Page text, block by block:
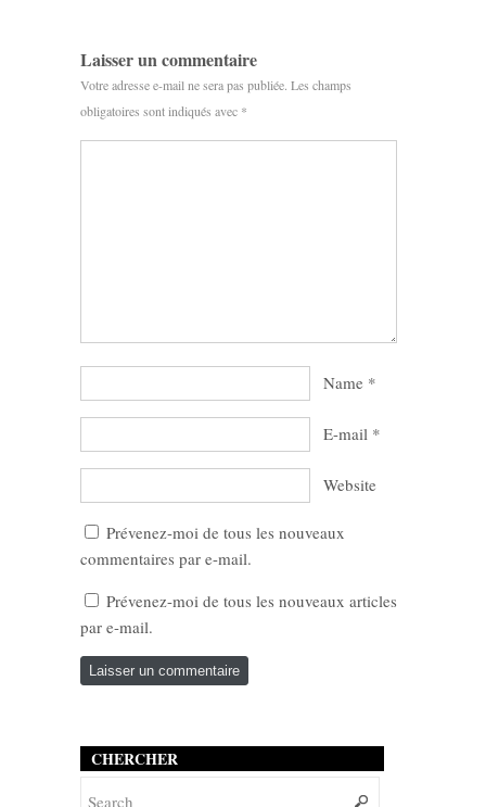
Laisser un commentaire
Votre adresse e-mail ne sera pas publiée. Les champs
obligatoires sont indiqués avec *
Name *
E-mail *
Website
Prévenez-moi de tous les nouveaux
commentaires par e-mail.
Prévenez-moi de tous les nouveaux articles
par e-mail.
CHERCHER